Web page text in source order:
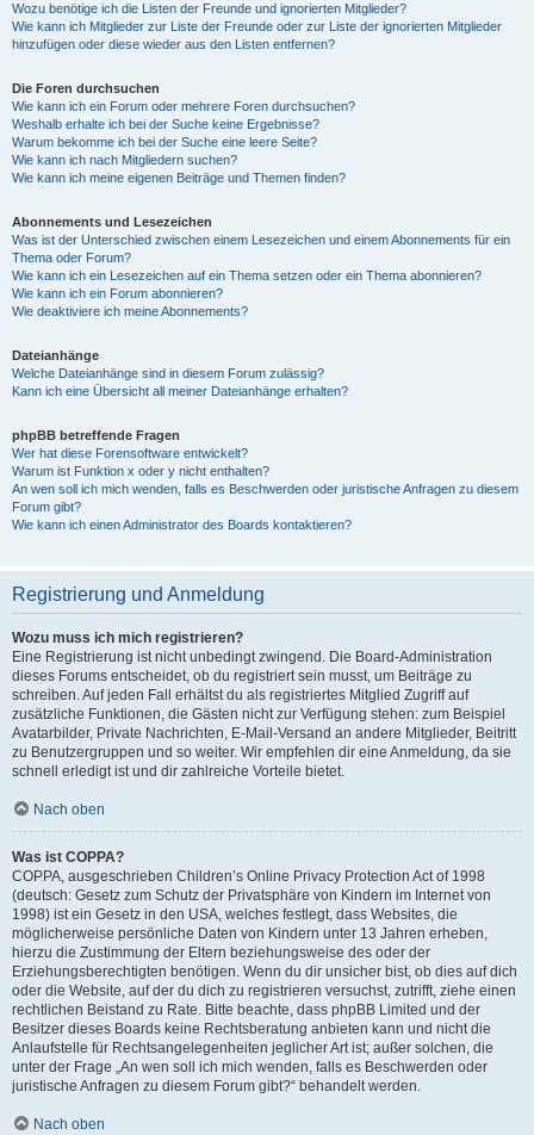
Wozu benötige ich die Listen der Freunde und ignorierten Mitglieder?
Wie kann ich Mitglieder zur Liste der Freunde oder zur Liste der ignorierten Mitglieder
hinzufügen oder diese wieder aus den Listen entfernen?
Die Foren durchsuchen
Wie kann ich ein Forum oder mehrere Foren durchsuchen?
Weshalb erhalte ich bei der Suche keine Ergebnisse?
Warum bekomme ich bei der Suche eine leere Seite?
Wie kann ich nach Mitgliedern suchen?
Wie kann ich meine eigenen Beiträge und Themen finden?
Abonnements und Lesezeichen
Was ist der Unterschied zwischen einem Lesezeichen und einem Abonnements für ein
Thema oder Forum?
Wie kann ich ein Lesezeichen auf ein Thema setzen oder ein Thema abonnieren?
Wie kann ich ein Forum abonnieren?
Wie deaktiviere ich meine Abonnements?
Dateianhänge
Welche Dateianhänge sind in diesem Forum zulässig?
Kann ich eine Übersicht all meiner Dateianhänge erhalten?
phpBB betreffende Fragen
Wer hat diese Forensoftware entwickelt?
Warum ist Funktion x oder y nicht enthalten?
An wen soll ich mich wenden, falls es Beschwerden oder juristische Anfragen zu diesem
Forum gibt?
Wie kann ich einen Administrator des Boards kontaktieren?
Registrierung und Anmeldung
Wozu muss ich mich registrieren?
Eine Registrierung ist nicht unbedingt zwingend. Die Board-Administration
dieses Forums entscheidet, ob du registriert sein musst, um Beiträge zu
schreiben. Auf jeden Fall erhältst du als registriertes Mitglied Zugriff auf
zusätzliche Funktionen, die Gästen nicht zur Verfügung stehen: zum Beispiel
Avatarbilder, Private Nachrichten, E-Mail-Versand an andere Mitglieder, Beitritt
zu Benutzergruppen und so weiter. Wir empfehlen dir eine Anmeldung, da sie
schnell erledigt ist und dir zahlreiche Vorteile bietet.
Nach oben
Was ist COPPA?
COPPA, ausgeschrieben Children’s Online Privacy Protection Act of 1998
(deutsch: Gesetz zum Schutz der Privatsphäre von Kindern im Internet von
1998) ist ein Gesetz in den USA, welches festlegt, dass Websites, die
möglicherweise persönliche Daten von Kindern unter 13 Jahren erheben,
hierzu die Zustimmung der Eltern beziehungsweise des oder der
Erziehungsberechtigten benötigen. Wenn du dir unsicher bist, ob dies auf dich
oder die Website, auf der du dich zu registrieren versuchst, zutrifft, ziehe einen
rechtlichen Beistand zu Rate. Bitte beachte, dass phpBB Limited und der
Besitzer dieses Boards keine Rechtsberatung anbieten kann und nicht die
Anlaufstelle für Rechtsangelegenheiten jeglicher Art ist; außer solchen, die
unter der Frage „An wen soll ich mich wenden, falls es Beschwerden oder
juristische Anfragen zu diesem Forum gibt?“ behandelt werden.
Nach oben